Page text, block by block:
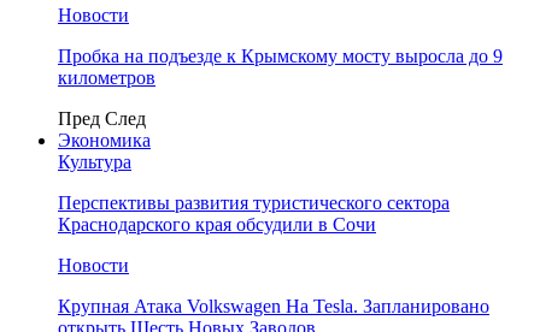
Новости
Пробка на подъезде к Крымскому мосту выросла до 9
километров
Пред След
Экономика
Культура
Перспективы развития туристического сектора
Краснодарского края обсудили в Сочи
Новости
Крупная Атака Volkswagen На Tesla. Запланировано
открыть Шесть Новых Заводов